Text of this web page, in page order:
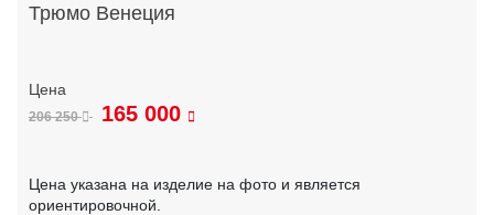
Трюмо Венеция
206 250 165 000
Цена указана на изделие на фото и является
ориентировочной.